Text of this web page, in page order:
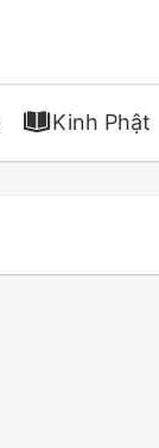
Kinh Phật